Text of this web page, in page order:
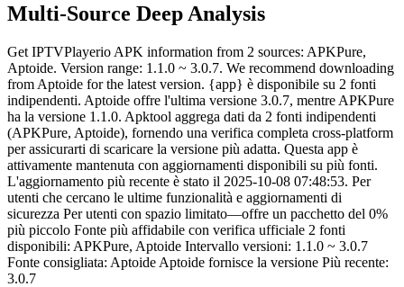
Multi-Source Deep Analysis
Get IPTVPlayerio APK information from 2 sources: APKPure,
Aptoide. Version range: 1.1.0 ~ 3.0.7. We recommend downloading
from Aptoide for the latest version. {app} è disponibile su 2 fonti
indipendenti. Aptoide offre l'ultima versione 3.0.7, mentre APKPure
ha la versione 1.1.0. Apktool aggrega dati da 2 fonti indipendenti
(APKPure, Aptoide), fornendo una verifica completa cross-platform
per assicurarti di scaricare la versione più adatta. Questa app è
attivamente mantenuta con aggiornamenti disponibili su più fonti.
L'aggiornamento più recente è stato il 2025-10-08 07:48:53. Per
utenti che cercano le ultime funzionalità e aggiornamenti di
sicurezza Per utenti con spazio limitato—offre un pacchetto del 0%
più piccolo Fonte più affidabile con verifica ufficiale 2 fonti
disponibili: APKPure, Aptoide Intervallo versioni: 1.1.0 ~ 3.0.7
Fonte consigliata: Aptoide Aptoide fornisce la versione Più recente:
3.0.7